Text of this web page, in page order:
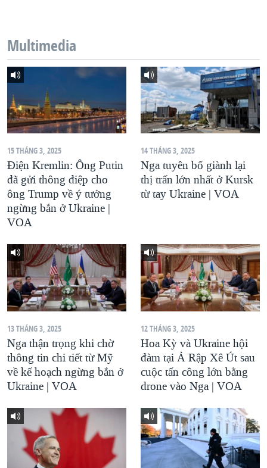
Multimedia
15 THÁNG 3, 2025
Điện Kremlin: Ông Putin
đã gửi thông điệp cho
ông Trump về ý tưởng
ngừng bắn ở Ukraine |
VOA
14 THÁNG 3, 2025
Nga tuyên bố giành lại
thị trấn lớn nhất ở Kursk
từ tay Ukraine | VOA
13 THÁNG 3, 2025
Nga thận trọng khi chờ
thông tin chi tiết từ Mỹ
về kế hoạch ngừng bắn ở
Ukraine | VOA
12 THÁNG 3, 2025
Hoa Kỳ và Ukraine hội
đàm tại Ả Rập Xê Út sau
cuộc tấn công lớn bằng
drone vào Nga | VOA